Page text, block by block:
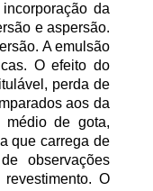
da
e aspersão.
A emulsão
O efeito do
perda de
aos da
médio de gota,
que carrega de
observações
O